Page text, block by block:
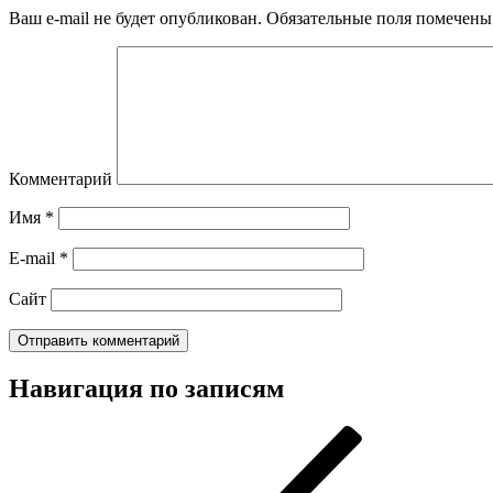
Ваш e-mail не будет опубликован. Обязательные поля
Комментарий
Имя *
E-mail *
Сайт
Навигация по записям